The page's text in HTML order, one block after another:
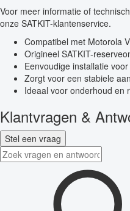
Voor meer informatie of
onze SATKIT-klantenservice.
Compatibel met Motorola
Origineel SATKIT-
Eenvoudige installatie
Zorgt voor een stabiele
Ideaal voor onderhoud en
Klantvragen &
Stel een vraag